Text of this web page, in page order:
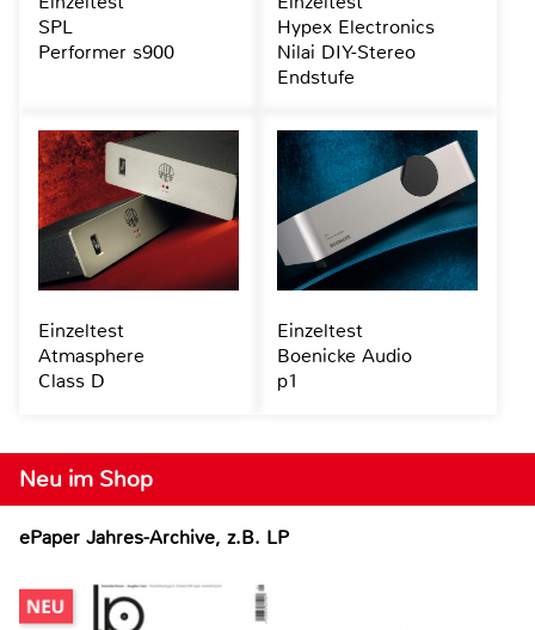
Neu im Shop
ePaper Jahres-Archive, z.B. LP
SPL
Performer s900
Hypex Electronics
Nilai DIY-Stereo
Endstufe
Einzeltest
Atmasphere
Class D
Einzeltest
Boenicke Audio
p1